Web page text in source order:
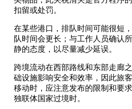
扣留或处罚。
在某些港口，排队时间可能很短
队时间会更长；与工作人员确认
静的态度，以尽量减少延误。
跨境流动在西部路线和东部走廊
础设施影响安全和效率，因此旅
移动时，应注意发布的限制和要
独联体国家过境时。